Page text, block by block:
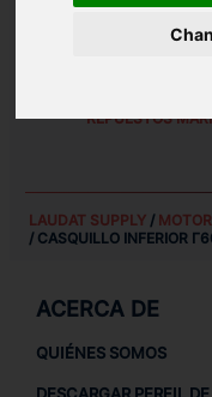
2.7 KG
REPUESTOS
LAUDAT SUPPLY/
/ CASQUILLO INFERIOR
ACERCA DE
QUIÉNES SOMOS
DESCARGAR PERFIL